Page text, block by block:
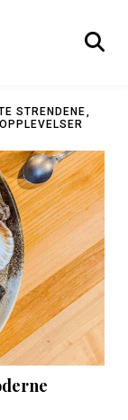
OG SHOPPING